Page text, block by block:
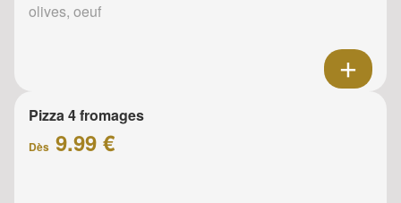
olives, oeuf
Pizza 4 fromages
Dès 9.99 €